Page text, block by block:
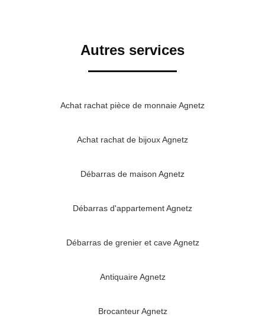
Autres services
Achat rachat pièce de monnaie Agnetz
Achat rachat de bijoux Agnetz
Débarras de maison Agnetz
Débarras d'appartement Agnetz
Débarras de grenier et cave Agnetz
Antiquaire Agnetz
Brocanteur Agnetz